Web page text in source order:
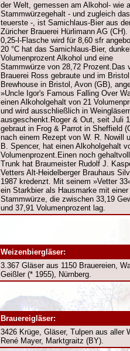
der Welt, gemessen am Alkohol- wie
Stammwürzegehalt - und zugleich das
teuerste -, ist Samichlaus-Bier aus
Züricher Brauerei Hürlimann AG (CH).
0,25-l-Flasche wird für 8,60 sfr
20 °C hat das Samichlaus-Bier,
Volumenprozent Alkohol und eine
Stammwürze von 28,72 Prozent.Das
Brauerei Ross gebraute und im Bristol
Brewhouse in Bristol, Avon (GB),
»Uncle Igor's Famous Falling Over
einen Alkoholgehalt von 21
und wird ausschließlich in
ausgeschenkt.Roger & Out, seit Juli
gebraut in Frog & Parrot in Sheffield
nach einem Rezept von W. R. Nowill
B. Spencer, hat einen Alkoholgehalt
Volumenprozent.Einen noch
Trunk hat Braumeister Rudolf J.
Vetters Alt-Heidelberger Brauhaus
1987 kredenzt. Mit seinem »Vetter
ein Starkbier als Hausmarke mit einer
Stammwürze, die zwischen 33,19
und 37,91 Volumenprozent lag.
Weizenbiergläser:
3.367 Gläser aus 1150 Brauereien,
Geißler (* 1955), Nürnberg.
Brauereigläser:
3426 Krüge, Gläser, Tulpen aus aller
René Mayer, Marktgraitz (BY).